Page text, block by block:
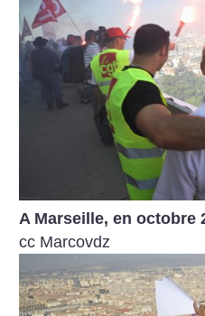
A Marseille, en octobre
cc Marcovdz